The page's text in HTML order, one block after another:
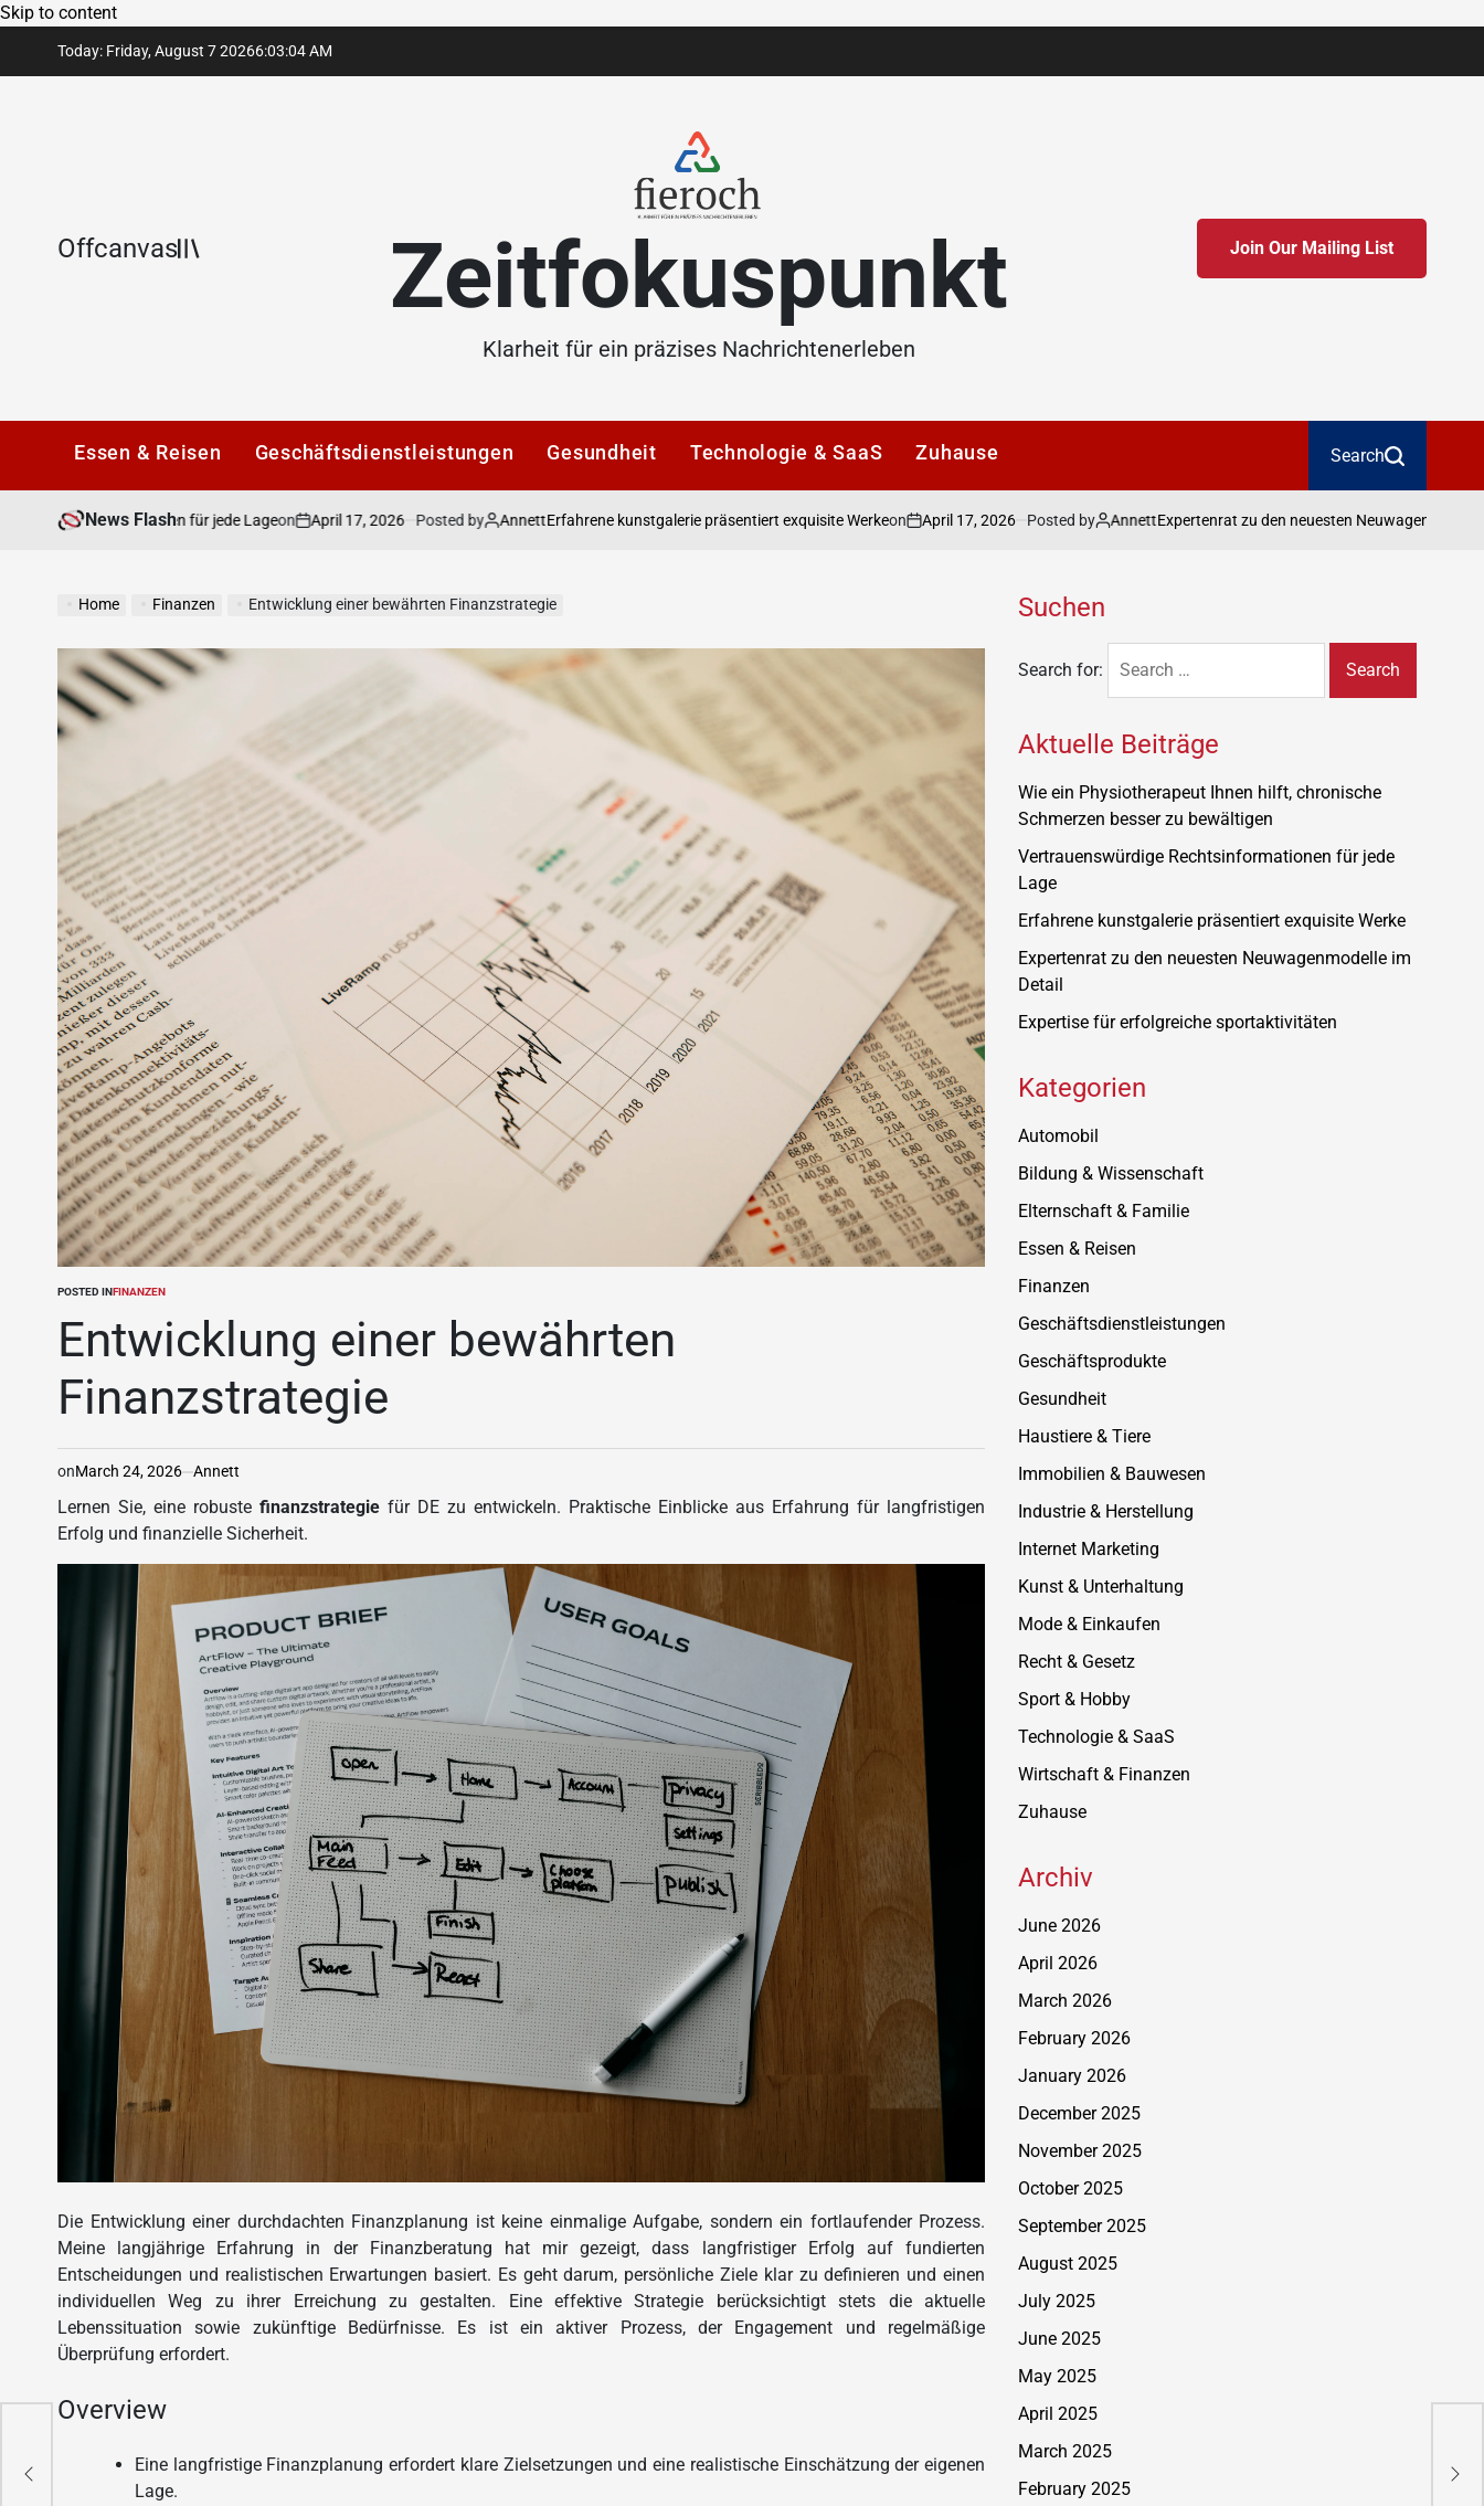
Skip to content
Today: Friday, August 7 20266:03:06AM
Offcanvas Zeitfokuspunkt
Klarheit für ein präzises Nachrichtenerleben
Join Our Mailing List
Essen & Reisen Geschäftsdienstleistungen Gesundheit Technologie & SaaS Zuhause Search
News Flash
für jede Lageon April 17, 2026 Posted by AnnettErfahrene kunstgalerie präsentiert exquisite Werkeon April 17, 2026 Posted by Annett Expertenrat zu den neuesten Neuwagenmodelle im Detail
Home Finanzen Entwicklung einer bewährten Finanzstrategie
POSTED INFINANZEN
Entwicklung einer bewährten
Finanzstrategie
onMarch 24, 2026 Annett
Lernen Sie, eine robuste finanzstrategie für DE zu entwickeln. Praktische Einblicke aus Erfahrung für langfristigen
Erfolg und finanzielle Sicherheit.
Die Entwicklung einer durchdachten Finanzplanung ist keine einmalige Aufgabe, sondern ein fortlaufender Prozess.
Meine langjährige Erfahrung in der Finanzberatung hat mir gezeigt, dass langfristiger Erfolg auf fundierten
Entscheidungen und realistischen Erwartungen basiert. Es geht darum, persönliche Ziele klar zu definieren und einen
individuellen Weg zu ihrer Erreichung zu gestalten. Eine effektive Strategie berücksichtigt stets die aktuelle
Lebenssituation sowie zukünftige Bedürfnisse. Es ist ein aktiver Prozess, der Engagement und regelmäßige
Überprüfung erfordert.
Overview
Eine langfristige Finanzplanung erfordert klare Zielsetzungen und eine realistische Einschätzung der eigenen
Lage.
Suchen
Search for:
Aktuelle Beiträge
Wie ein Physiotherapeut Ihnen hilft, chronische
Schmerzen besser zu bewältigen
Vertrauenswürdige Rechtsinformationen für jede
Lage
Erfahrene kunstgalerie präsentiert exquisite Werke
Expertenrat zu den neuesten Neuwagenmodelle im
Detail
Expertise für erfolgreiche sportaktivitäten
Kategorien
Automobil
Bildung & Wissenschaft
Elternschaft & Familie
Essen & Reisen
Finanzen
Geschäftsdienstleistungen
Geschäftsprodukte
Gesundheit
Haustiere & Tiere
Immobilien & Bauwesen
Industrie & Herstellung
Internet Marketing
Kunst & Unterhaltung
Mode & Einkaufen
Recht & Gesetz
Sport & Hobby
Technologie & SaaS
Wirtschaft & Finanzen
Zuhause
Archiv
June 2026
April 2026
March 2026
February 2026
January 2026
December 2025
November 2025
October 2025
September 2025
August 2025
July 2025
June 2025
May 2025
April 2025
March 2025
February 2025